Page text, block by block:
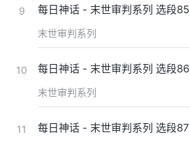
9 每日神话 - 末世审判系列 选段85
末世审判系列
10 每日神话 - 末世审判系列 选段86
末世审判系列
11 每日神话 - 末世审判系列 选段87